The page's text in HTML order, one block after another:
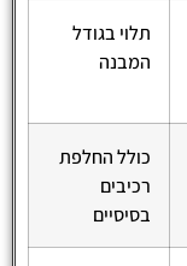
תלוי בגודל
המבנה
כולל החלפת
רכיבים
בסיסיים